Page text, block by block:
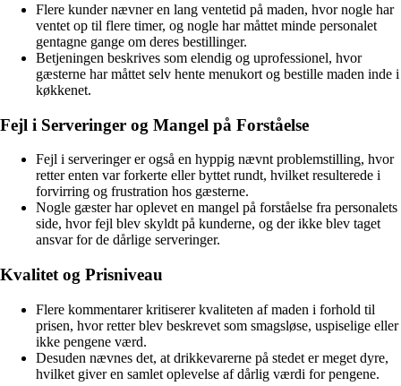
Flere kunder nævner en lang ventetid på maden, hvor nogle har
ventet op til flere timer, og nogle har måttet minde personalet
gentagne gange om deres bestillinger.
Betjeningen beskrives som elendig og uprofessionel, hvor
gæsterne har måttet selv hente menukort og bestille maden inde i
køkkenet.
Fejl i Serveringer og Mangel på Forståelse
Fejl i serveringer er også en hyppig nævnt problemstilling, hvor
retter enten var forkerte eller byttet rundt, hvilket resulterede i
forvirring og frustration hos gæsterne.
Nogle gæster har oplevet en mangel på forståelse fra personalets
side, hvor fejl blev skyldt på kunderne, og der ikke blev taget
ansvar for de dårlige serveringer.
Kvalitet og Prisniveau
Flere kommentarer kritiserer kvaliteten af maden i forhold til
prisen, hvor retter blev beskrevet som smagsløse, uspiselige eller
ikke pengene værd.
Desuden nævnes det, at drikkevarerne på stedet er meget dyre,
hvilket giver en samlet oplevelse af dårlig værdi for pengene.